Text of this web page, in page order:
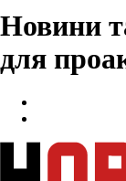
Новини
для